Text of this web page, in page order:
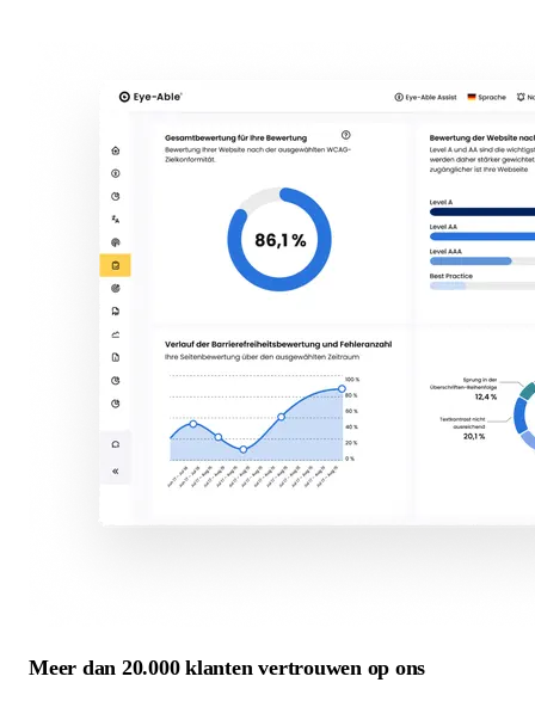
Meer dan 20.000 klanten vertrouwen op ons